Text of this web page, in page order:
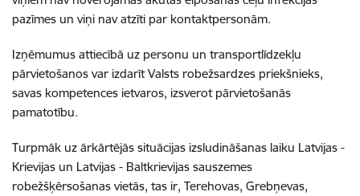
pazīmes un viņi nav atzīti par kontaktpersonām.
Izņēmumus attiecībā uz personu un transportlīdzekļu
pārvietošanos var izdarīt Valsts robežsardzes priekšnieks,
savas kompetences ietvaros, izsverot pārvietošanās
pamatotību.
Turpmāk uz ārkārtējās situācijas izsludināšanas laiku Latvijas -
Krievijas un Latvijas - Baltkrievijas sauszemes
robežšķērsošanas vietās, tas ir, Terehovas, Grebņevas,